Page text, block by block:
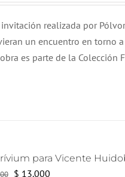
era:
$ 15.000.
es:
$ 13.000.
realizada por
un encuentro en torno
es parte de la Colección
para Vicente
El
$ 13.000El